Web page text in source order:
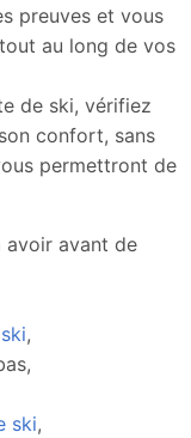
preuves et vous
au long de vos
de ski, vérifiez
confort, sans
permettront de
avoir avant de
,
ski,